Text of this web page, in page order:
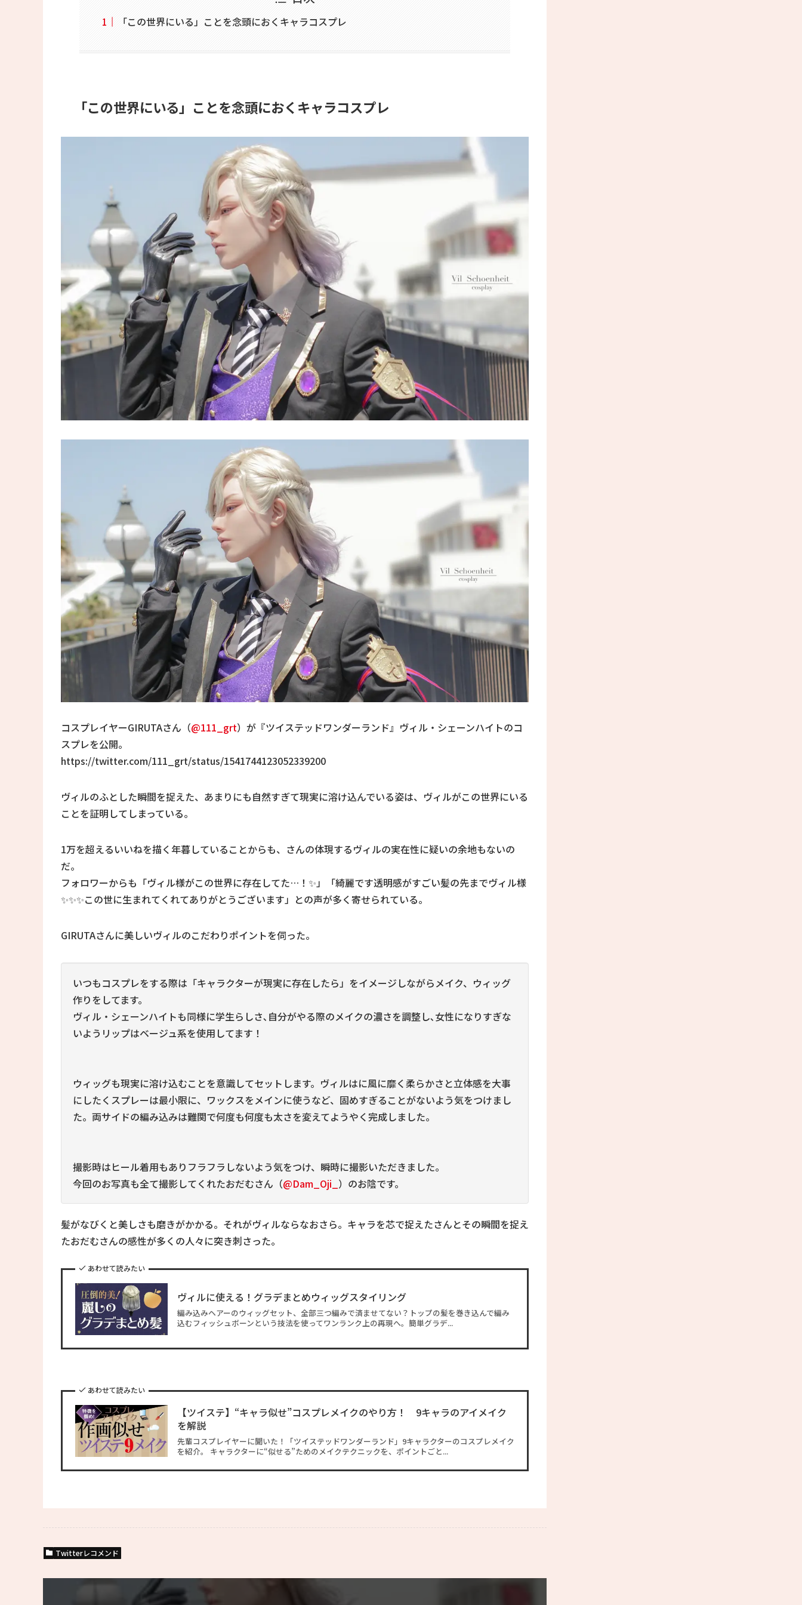
「この世界にいる」ことを念頭におくキャラコスプレ
「この世界にいる」ことを念頭におくキャラコスプレ
コスプレイヤーGIRUTAさん（@111_grt）が『ツイステッドワンダーランド』ヴィル・シェーンハイトのコ
スプレを公開。
https://twitter.com/111_grt/status/1541744123052339200
ヴィルのふとした瞬間を捉えた、あまりにも自然すぎて現実に溶け込んでいる姿は、ヴィルがこの世界にいる
ことを証明してしまっている。
1万を超えるいいねを描く年暮していることからも、さんの体現するヴィルの実在性に疑いの余地もないの
だ。
フォロワーからも「ヴィル様がこの世界に存在してた…！✨」「綺麗です透明感がすごい髪の先までヴィル様
✨✨✨この世に生まれてくれてありがとうございます」との声が多く寄せられている。
GIRUTAさんに美しいヴィルのこだわりポイントを伺った。
いつもコスプレをする際は「キャラクターが現実に存在したら」をイメージしながらメイク、ウィッグ
作りをしてます。
ヴィル・シェーンハイトも同様に学生らしさ､自分がやる際のメイクの濃さを調整し､女性になりすぎな
いようリップはベージュ系を使用してます！
ウィッグも現実に溶け込むことを意識してセットします。ヴィルはに風に靡く柔らかさと立体感を大事
にしたくスプレーは最小限に、ワックスをメインに使うなど、固めすぎることがないよう気をつけまし
た。両サイドの編み込みは難関で何度も何度も太さを変えてようやく完成しました。
撮影時はヒール着用もありフラフラしないよう気をつけ、瞬時に撮影いただきました。
今回のお写真も全て撮影してくれたおだむさん（@Dam_Oji_ ）のお陰です。
髪がなびくと美しさも磨きがかかる。それがヴィルならなおさら。キャラを芯で捉えたさんとその瞬間を捉え
たおだむさんの感性が多くの人々に突き刺さった。
あわせて読みたい
ヴィルに使える！グラデまとめウィッグスタイリング
編み込みヘアーのウィッグセット、全部三つ編みで済ませてない？トップの髪を巻き込んで編み
込むフィッシュボーンという技法を使ってワンランク上の再現へ。簡単グラデ...
あわせて読みたい
【ツイステ】“キャラ似せ”コスプレメイクのやり方！ 9キャラのアイメイク
を解説
先輩コスプレイヤーに聞いた！「ツイステッドワンダーランド」9キャラクターのコスプレメイク
を紹介。 キャラクターに“似せる”ためのメイクテクニックを、ポイントごと...
Twitterレコメンド